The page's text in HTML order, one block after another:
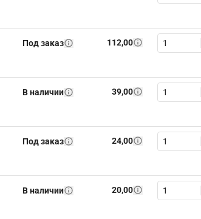
Под заказ 112,00
В наличии 39,00
Под заказ 24,00
В наличии 20,00